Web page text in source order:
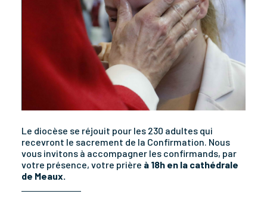
Le diocèse se réjouit pour les 230 adultes qui
recevront le sacrement de la Confirmation. Nous
vous invitons à accompagner les confirmands, par
votre présence, votre prière à 18h en la cathédrale
de Meaux.